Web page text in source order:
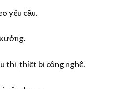
yêu cầu.
thị, thiết bị công nghệ.